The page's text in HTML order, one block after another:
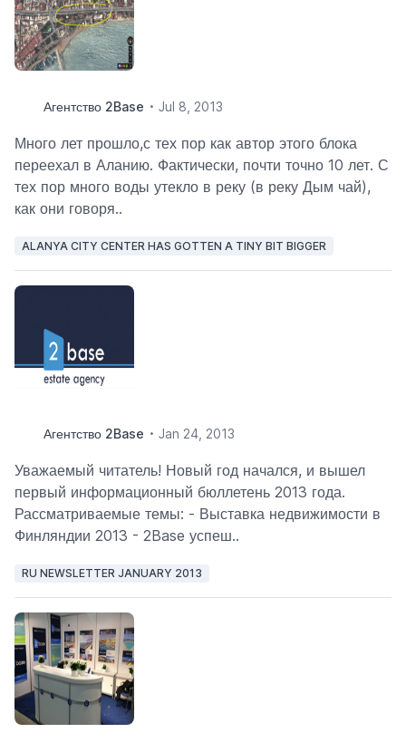
Агентство 2Base Jul 8, 2013
Много лет прошло,с тех пор как автор этого блока
переехал в Аланию. Фактически, почти точно 10 лет. С
тех пор много воды утекло в реку (в реку Дым чай),
как они говоря..
ALANYA CITY CENTER HAS GOTTEN A TINY BIT BIGGER
Агентство 2Base Jan 24, 2013
Уважаемый читатель! Новый год начался, и вышел
первый информационный бюллетень 2013 года.
Рассматриваемые темы: - Выставка недвижимости в
Финляндии 2013 - 2Base успеш..
RU NEWSLETTER JANUARY 2013